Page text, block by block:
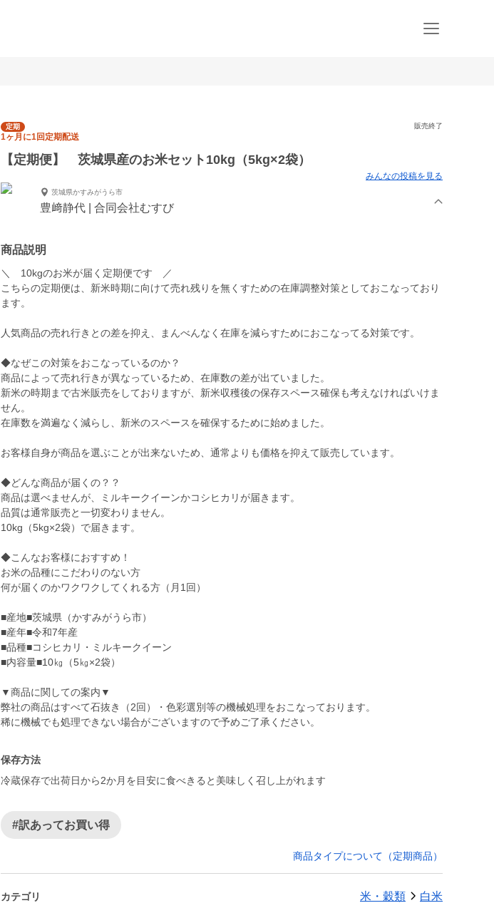
定期 販売終了
1ヶ月に1回定期配送
【定期便】 茨城県産のお米セット10kg（5kg×2袋）
みんなの投稿を見る
茨城県かすみがうら市
豊﨑静代 | 合同会社むすび
商品説明
＼ 10kgのお米が届く定期便です ／
こちらの定期便は、新米時期に向けて売れ残りを無くすための在庫調整対策としておこなっており
ます。
人気商品の売れ行きとの差を抑え、まんべんなく在庫を減らすためにおこなってる対策です。
◆なぜこの対策をおこなっているのか？
商品によって売れ行きが異なっているため、在庫数の差が出ていました。
新米の時期まで古米販売をしておりますが、新米収穫後の保存スペース確保も考えなければいけま
せん。
在庫数を満遍なく減らし、新米のスペースを確保するために始めました。
お客様自身が商品を選ぶことが出来ないため、通常よりも価格を抑えて販売しています。
◆どんな商品が届くの？？
商品は選べませんが、ミルキークイーンかコシヒカリが届きます。
品質は通常販売と一切変わりません。
10kg（5kg×2袋）で届きます。
◆こんなお客様におすすめ！
お米の品種にこだわりのない方
何が届くのかワクワクしてくれる方（月1回）
■産地■茨城県（かすみがうら市）
■産年■令和7年産
■品種■コシヒカリ・ミルキークイーン
■内容量■10㎏（5㎏×2袋）
▼商品に関しての案内▼
弊社の商品はすべて石抜き（2回）・色彩選別等の機械処理をおこなっております。
稀に機械でも処理できない場合がございますので予めご了承ください。
保存方法
冷蔵保存で出荷日から2か月を目安に食べきると美味しく召し上がれます
#訳あってお買い得
商品タイプについて（定期商品）
カテゴリ 米・穀類 白米